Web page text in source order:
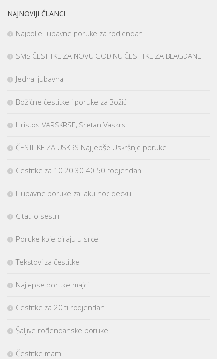
NAJNOVIJI ČLANCI
Najbolje ljubavne poruke za rodjendan
SMS ČESTITKE ZA NOVU GODINU ČESTITKE ZA BLAGDANE
Jedna ljubavna
Božićne čestitke i poruke za Božić
Hristos VARSKRSE, Sretan Vaskrs
ČESTITKE ZA USKRS Najljepše Uskršnje poruke
Cestitke za 10 20 30 40 50 rodjendan
Ljubavne poruke za laku noc decku
Citati o sestri
Poruke koje diraju u srce
Tekstovi za čestitke
Najlepse poruke majci
Cestitke za 20 ti rodjendan
Šaljive rođendanske poruke
Čestitke mami